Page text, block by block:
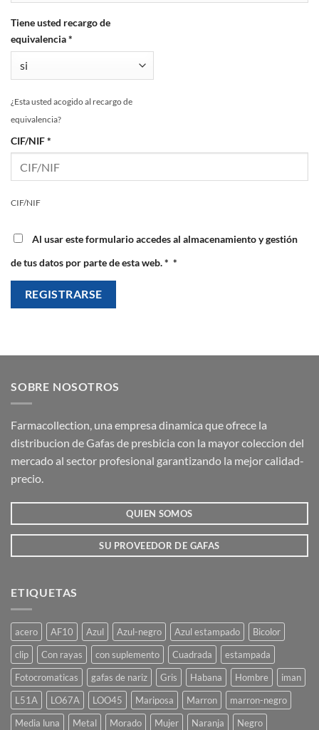
Tiene usted recargo de
equivalencia*
¿Esta usted acogido al recargo de
equivalencia?
CIF/NIF*
CIF/NIF
Al usar este formulario accedes al almacenamiento y gestión
de tus datos por parte de esta web.* *
REGISTRARSE
SOBRE NOSOTROS
Farmacollection, una empresa dinamica que ofrece la
distribucion de Gafas de presbicia con la mayor coleccion del
mercado al sector profesional garantizando la mejor calidad-
precio.
QUIEN SOMOS
SU PROVEEDOR DE GAFAS
ETIQUETAS
acero AF10 Azul Azul-negro Azul estampado
Bicolor
clip
Con rayas con suplemento Cuadrada
estampada
Fotocromaticas
gafas de nariz Gris Habana Hombre
iman
L51A
LO67A LOO45 Mariposa Marron
marron-negro
Media luna
Metal Morado Mujer Naranja
Negro